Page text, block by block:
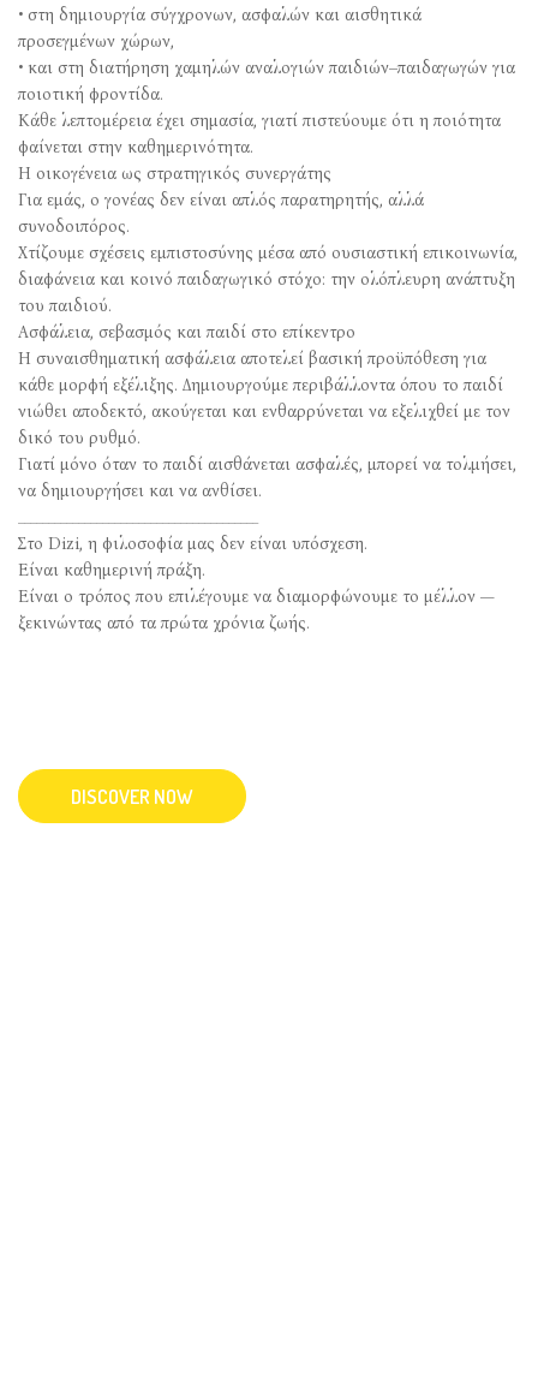
• στη δημιουργία σύγχρονων, ασφαλών και αισθητικά
προσεγμένων χώρων,
• και στη διατήρηση χαμηλών αναλογιών παιδιών–παιδαγωγών για
ποιοτική φροντίδα.
Κάθε λεπτομέρεια έχει σημασία, γιατί πιστεύουμε ότι η ποιότητα
φαίνεται στην καθημερινότητα.
Η οικογένεια ως στρατηγικός συνεργάτης
Για εμάς, ο γονέας δεν είναι απλός παρατηρητής, αλλά
συνοδοιπόρος.
Χτίζουμε σχέσεις εμπιστοσύνης μέσα από ουσιαστική επικοινωνία,
διαφάνεια και κοινό παιδαγωγικό στόχο: την ολόπλευρη ανάπτυξη
του παιδιού.
Ασφάλεια, σεβασμός και παιδί στο επίκεντρο
Η συναισθηματική ασφάλεια αποτελεί βασική προϋπόθεση για
κάθε μορφή εξέλιξης. Δημιουργούμε περιβάλλοντα όπου το παιδί
νιώθει αποδεκτό, ακούγεται και ενθαρρύνεται να εξελιχθεί με τον
δικό του ρυθμό.
Γιατί μόνο όταν το παιδί αισθάνεται ασφαλές, μπορεί να τολμήσει,
να δημιουργήσει και να ανθίσει.
Στο Dizi, η φιλοσοφία μας δεν είναι υπόσχεση.
Είναι καθημερινή πράξη.
Είναι ο τρόπος που επιλέγουμε να διαμορφώνουμε το μέλλον —
ξεκινώντας από τα πρώτα χρόνια ζωής.
DISCOVER NOW